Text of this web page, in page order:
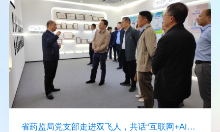
省药监局党支部走进双飞人，共话“互联网+AI监